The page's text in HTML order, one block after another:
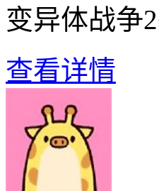
变异体战争
查看详情